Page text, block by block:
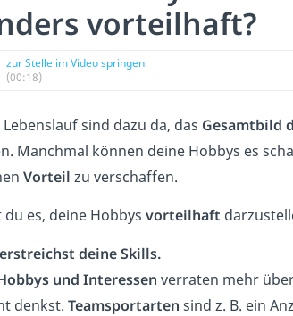
vorteilhaft?
zur Stelle im Video springen
(00:18)
Lebenslauf sind dazu da, das Gesamtbild
Manchmal können deine Hobbys es
Vorteil zu verschaffen.
es, deine Hobbys vorteilhaft
deine Skills.
und Interessen verraten mehr
denkst. Teamsportarten sind z. B. ein